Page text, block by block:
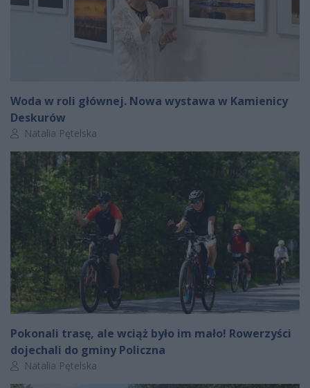
Woda w roli głównej. Nowa wystawa w Kamienicy
Deskurów
Autor artykułu:
Natalia Pętelska
Pokonali trasę, ale wciąż było im mało! Rowerzyści
dojechali do gminy Policzna
Autor artykułu:
Natalia Pętelska